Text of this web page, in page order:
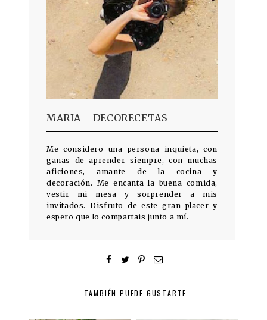
MARIA --DECORECETAS--
Me considero una persona inquieta, con
ganas de aprender siempre, con muchas
aficiones, amante de la cocina y
decoración. Me encanta la buena comida,
vestir mi mesa y sorprender a mis
invitados. Disfruto de este gran placer y
espero que lo compartais junto a mí.
TAMBIÉN PUEDE GUSTARTE